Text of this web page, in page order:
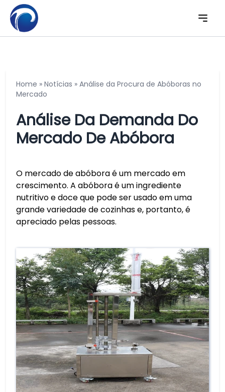
Home » Notícias » Análise da Procura de Abóboras no
Mercado
Análise Da Demanda Do
Mercado De Abóbora
O mercado de abóbora é um mercado em
crescimento. A abóbora é um ingrediente
nutritivo e doce que pode ser usado em uma
grande variedade de cozinhas e, portanto, é
apreciado pelas pessoas.